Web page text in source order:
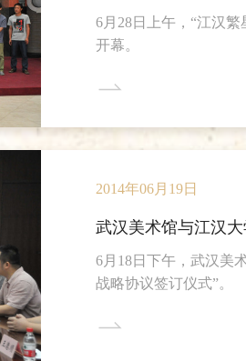
6月28日上午，“江汉
开幕。
2014年06月19日
武汉美术馆与江汉
6月18日下午，武汉美
战略协议签订仪式”。